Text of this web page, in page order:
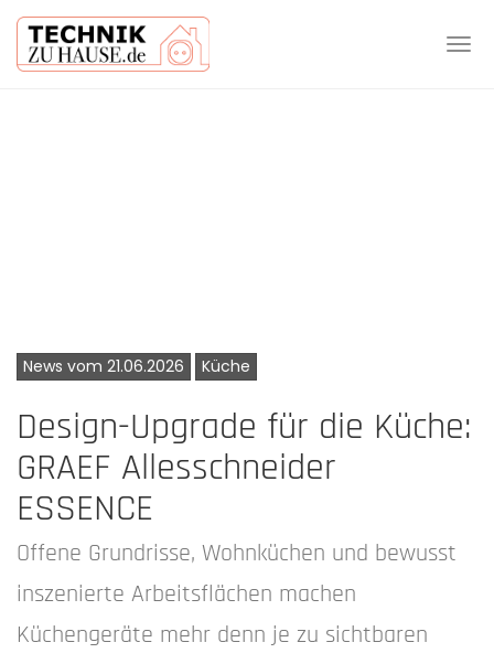
News vom 21.06.2026 Küche
Design-Upgrade für die Küche:
GRAEF Allesschneider
ESSENCE
Offene Grundrisse, Wohnküchen und bewusst
inszenierte Arbeitsflächen machen
Küchengeräte mehr denn je zu sichtbaren